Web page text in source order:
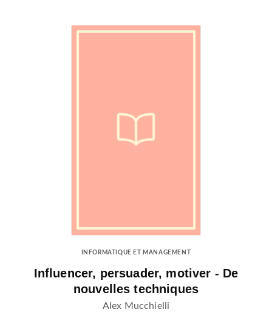
INFORMATIQUE ET MANAGEMENT
Influencer, persuader, motiver - De
nouvelles techniques
Alex Mucchielli